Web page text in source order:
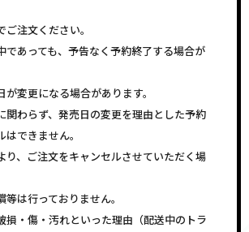
注文ください。
あっても、予告なく予約終了する場合が
変更になる場合があります。
関わらず、発売日の変更を理由とした予約
できません。
、ご注文をキャンセルさせていただく場
は行っておりません。
・傷・汚れといった理由（配送中のトラ